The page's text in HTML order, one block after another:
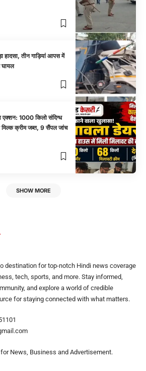
हादसा, तीन गाड़ियां आपस में
घायल
एक्शन: 1000 किलो संदिग्ध
मिल्क क्रीम जब्त, 9 सैंपल जांच
SHOW MORE
destination for top-notch Hindi news coverage
tech, sports, and more. Stay informed,
and explore a world of credible
for staying connected with what matters.
News, Business and Advertisement.